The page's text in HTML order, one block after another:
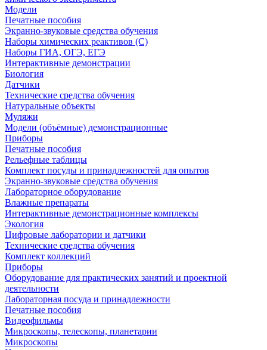
Модели
Печатные пособия
Экранно-звуковые средства обучения
Наборы химических реактивов (С)
Наборы ГИА, ОГЭ, ЕГЭ
Интерактивные демонстрации
Биология
Датчики
Технические средства обучения
Натуральные объекты
Муляжи
Модели (объёмные) демонстрационные
Приборы
Печатные пособия
Рельефные таблицы
Комплект посуды и принадлежностей для опытов
Экранно-звуковые средства обучения
Лабораторное оборудование
Влажные препараты
Интерактивные демонстрационные комплексы
Экология
Цифровые лаборатории и датчики
Технические средства обучения
Комплект коллекций
Приборы
Оборудование для практических занятий и проектной
деятельности
Лабораторная посуда и принадлежности
Печатные пособия
Видеофильмы
Микроскопы, телескопы, планетарии
Микроскопы